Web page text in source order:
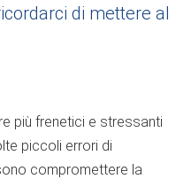
di mettere al
più frenetici e stressanti
piccoli errori di
compromettere la